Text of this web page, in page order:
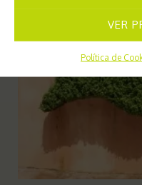
VER
Política de